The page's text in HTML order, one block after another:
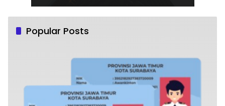
Popular Posts